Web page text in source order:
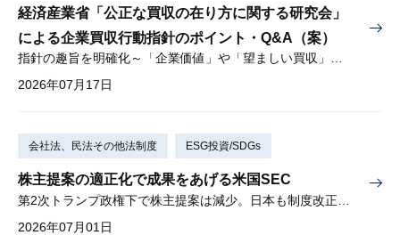
経済産業省「公正な買収の在り方に関する研究会」
による企業買収行動指針のポイント・Q&A（案）
指針の趣旨を明確化～「企業価値」や「望ましい買収」とは？～
2026年07月17日
会社法、民法その他法制度 ESG投資/SDGs
株主提案の適正化で成果をあげる米国SEC
2026年07月01日